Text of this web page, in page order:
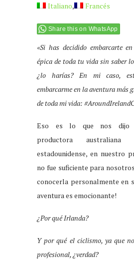
Italiano
Francés
Share this on WhatsApp
«Si has decidido embarcarte
épica de toda tu vida sin saber
¿lo harías? En mi caso,
embarcarme en la aventura más
de toda mi vida:
Eso es lo que nos dijo
productora australiana
estadounidense, en nuestro
no fue suficiente para
conocerla personalmente en
aventura es emocionante!
¿Por qué Irlanda?
Y por qué el ciclismo, ya que
profesional, ¿verdad?